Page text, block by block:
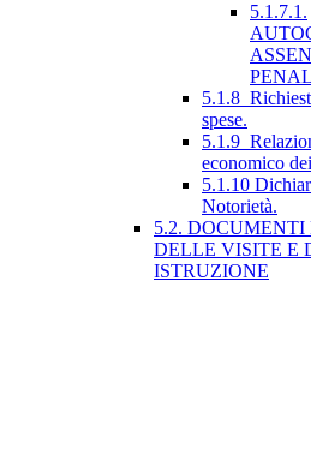
5.1.7.1.
spese.
economico
5.1.10
Notorietà.
5.2.
DELLE VISITE E
ISTRUZIONE